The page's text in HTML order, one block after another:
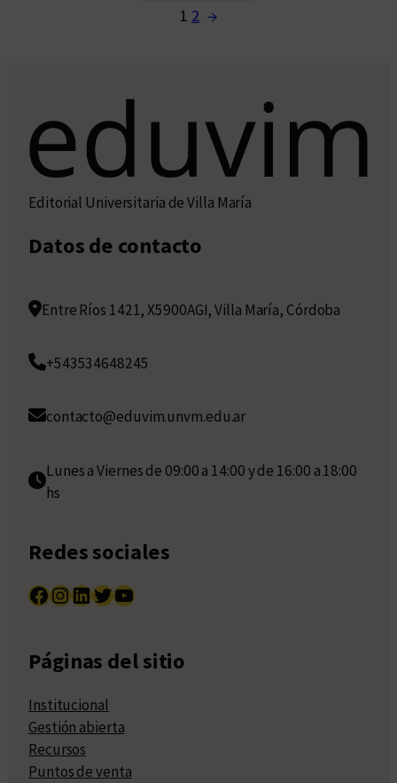
1 2 →
Editorial Universitaria de Villa María
Datos de contacto
Entre Ríos 1421, X5900AGI, Villa María, Córdoba
+543534648245
contacto@eduvim.unvm.edu.ar
Lunes a Viernes de 09:00 a 14:00 y de 16:00 a 18:00
hs
Redes sociales
Facebook InstagramLinkedIn Twitter YouTube
Páginas del sitio
Institucional
Gestión abierta
Recursos
Puntos de venta